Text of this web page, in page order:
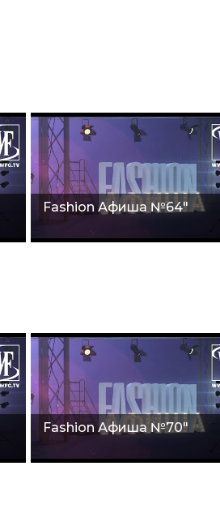
Fashion Афиша №64"
Fashion Афиша №70"